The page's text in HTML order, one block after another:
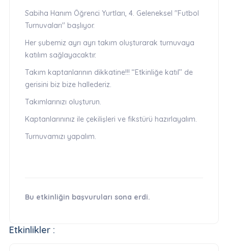
Sabiha Hanım Öğrenci Yurtları, 4. Geleneksel ''Futbol
Turnuvaları'' başlıyor.
Her şubemiz ayrı ayrı takım oluşturarak turnuvaya
katılım sağlayacaktır.
Takım kaptanlarının dikkatine!!! ‘‘Etkinliğe katıl’’ de
gerisini biz bize hallederiz.
Takımlarınızı oluşturun.
Kaptanlarınınız ile çekilişleri ve fikstürü hazırlayalım.
Turnuvamızı yapalım.
Bu etkinliğin başvuruları sona erdi.
Etkinlikler :